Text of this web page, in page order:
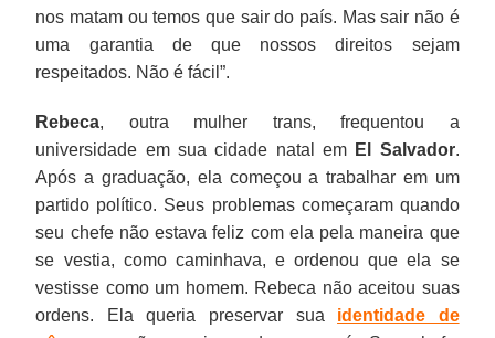
nos matam ou temos que sair do país. Mas sair não é
uma garantia de que nossos direitos sejam
respeitados. Não é fácil”.
Rebeca, outra mulher trans, frequentou a
universidade em sua cidade natal em El Salvador.
Após a graduação, ela começou a trabalhar em um
partido político. Seus problemas começaram quando
seu chefe não estava feliz com ela pela maneira que
se vestia, como caminhava, e ordenou que ela se
vestisse como um homem. Rebeca não aceitou suas
ordens. Ela queria preservar sua identidade de